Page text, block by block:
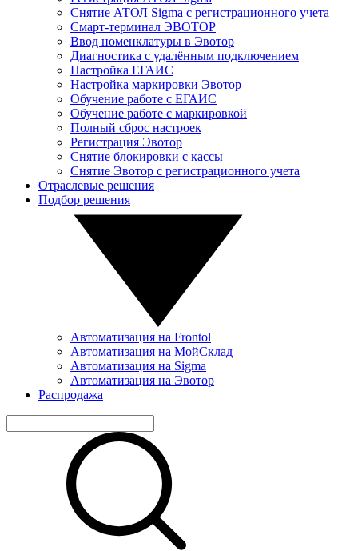
Снятие АТОЛ Sigma с регистрационного учета
Смарт-терминал ЭВОТОР
Ввод номенклатуры в Эвотор
Диагностика с удалённым подключением
Настройка ЕГАИС
Настройка маркировки Эвотор
Обучение работе с ЕГАИС
Обучение работе с маркировкой
Полный сброс настроек
Регистрация Эвотор
Снятие блокировки с кассы
Снятие Эвотор с регистрационного учета
Отраслевые решения
Подбор решения
Автоматизация на Frontol
Автоматизация на МойСклад
Автоматизация на Sigma
Автоматизация на Эвотор
Распродажа